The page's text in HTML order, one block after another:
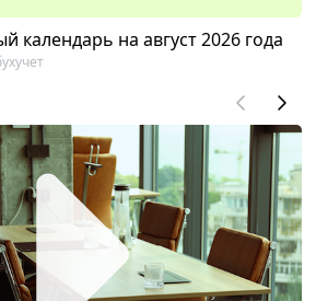
календарь на август 2026 года